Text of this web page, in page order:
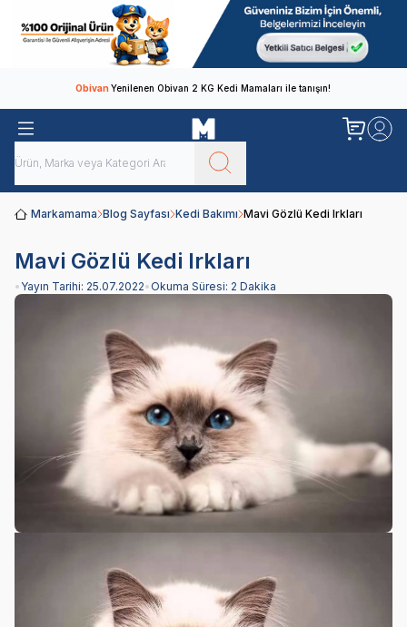
ObivanYenilenen Obivan 2 KG Kedi Mamaları ile tanışın!
Markamama Blog Sayfası Kedi Bakımı Mavi Gözlü Kedi Irkları
Mavi Gözlü Kedi Irkları
• Yayın Tarihi: 25.07.2022•Okuma Süresi: 2 Dakika